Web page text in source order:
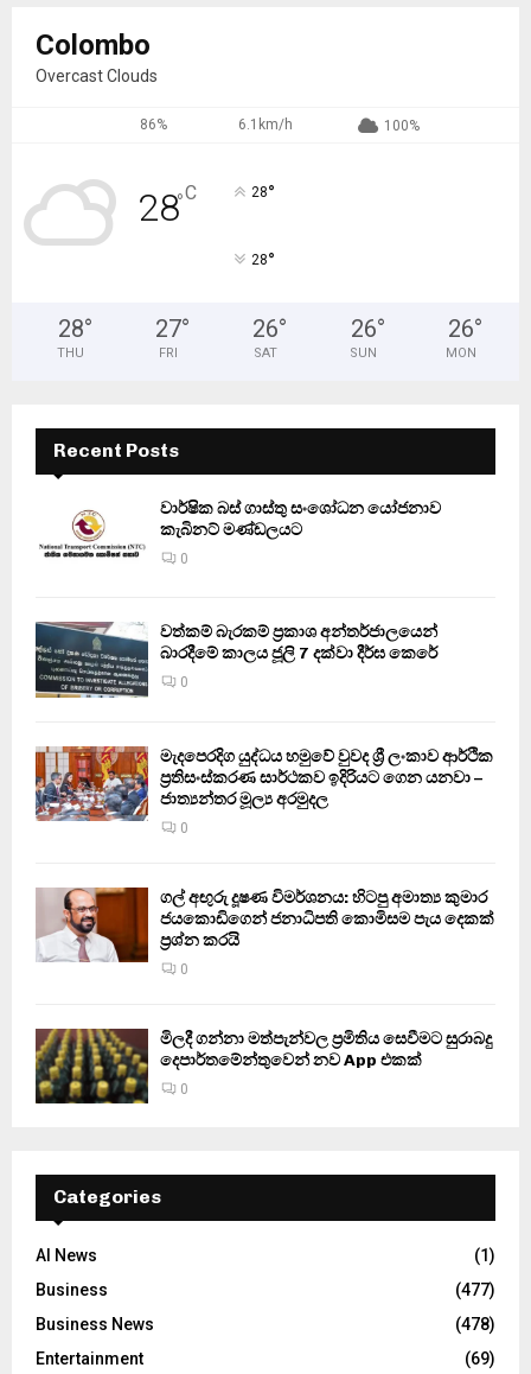
Colombo
Overcast Clouds
86% 6.1km/h 100%
28°C 28°
28°
28°
THU
27°
FRI
26°
SAT
26°
SUN
26°
MON
Recent Posts
වාර්ෂික බස් ගාස්තු සංශෝධන යෝජනාව
කැබිනට් මණ්ඩලයට
0
වත්කම් බැරකම් ප්‍රකාශ අන්තර්ජාලයෙන්
බාරදීමේ කාලය ජූලි 7 දක්වා දීර්ඝ කෙරේ
0
මැදපෙරදිග යුද්ධය හමුවේ වුවද ශ්‍රී ලංකාව ආර්ථික
ප්‍රතිසංස්කරණ සාර්ථකව ඉදිරියට ගෙන යනවා –
ජාත්‍යන්තර මූල්‍ය අරමුදල
0
ගල් අඟුරු දූෂණ විමර්ශනය: හිටපු අමාත්‍ය කුමාර
ජයකොඩිගෙන් ජනාධිපති කොමිසම පැය දෙකක්
ප්‍රශ්න කරයි
0
මිලදී ගන්නා මත්පැන්වල ප්‍රමිතිය සෙවීමට සුරාබදු
දෙපාර්තමේන්තුවෙන් නව App එකක්
0
Categories
AI News
(1)
Business
(477)
Business News
(478)
Entertainment
(69)